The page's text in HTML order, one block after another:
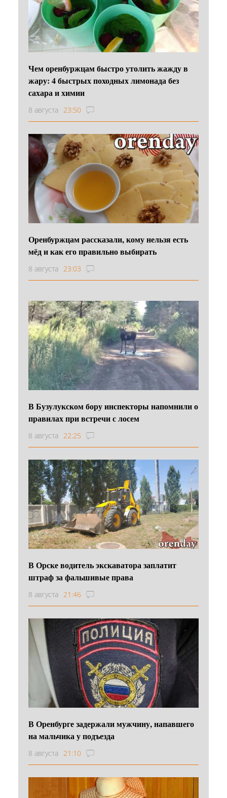
Чем оренбуржцам быстро утолить жажду в
жару: 4 быстрых походных лимонада без
сахара и химии
8 августа 23:50
Оренбуржцам рассказали, кому нельзя есть
мёд и как его правильно выбирать
8 августа 23:03
В Бузулукском бору инспекторы напомнили о
правилах при встречи с лосем
8 августа 22:25
В Орске водитель экскаватора заплатит
штраф за фальшивые права
8 августа 21:46
В Оренбурге задержали мужчину, напавшего
на мальчика у подъезда
8 августа 21:10